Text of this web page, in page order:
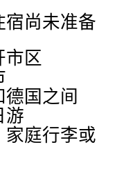
尚未准备
市区
国之间
游
庭行李或